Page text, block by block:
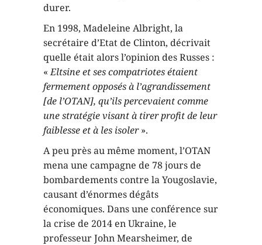
durer.
En 1998, Madeleine Albright, la
secrétaire d’Etat de Clinton, décrivait
quelle était alors l’opinion des Russes :
«Eltsine et ses compatriotes étaient
fermement opposés à l’agrandissement
[de l’OTAN], qu’ils percevaient comme
une stratégie visant à tirer profit de leur
faiblesse et à les isoler».
A peu près au même moment, l’OTAN
mena une campagne de 78 jours de
bombardements contre la Yougoslavie,
causant d’énormes dégâts
économiques. Dans une conférence sur
la crise de 2014 en Ukraine, le
professeur John Mearsheimer, de